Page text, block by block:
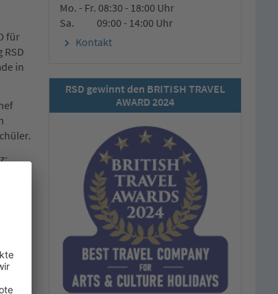
für
in
Sie
in
Mo. - Fr. 08:30 - 18:00 Uhr
Sa. 09:00 - 14:00 Uhr
Kontakt
RSD gewinnt den BRITISH TRAVEL
AWARD 2024